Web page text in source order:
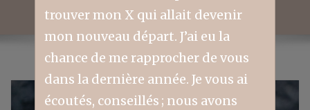
trouver mon X qui allait devenir
mon nouveau départ. J’ai eu la
chance de me rapprocher de vous
dans la dernière année. Je vous ai
écoutés, conseillés ; nous avons